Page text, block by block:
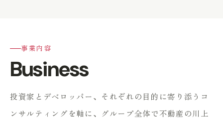
事業内容
Business
投資家とデベロッパー、それぞれの目的に寄り添うコ
ンサルティングを軸に、
グループ全体で不動産の川上